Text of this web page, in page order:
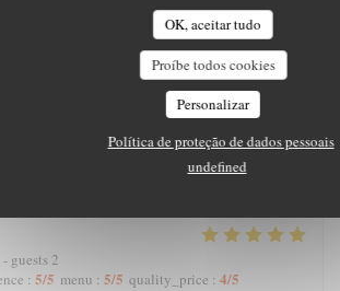
OK, aceitar tudo
Proíbe todos cookies
Personalizar
Política de proteção de dados pessoais
undefined
guests 3
quality_price: 5/5
à retenir
guests 2
: 5/5 menu : 5/5 quality_price : 4/5